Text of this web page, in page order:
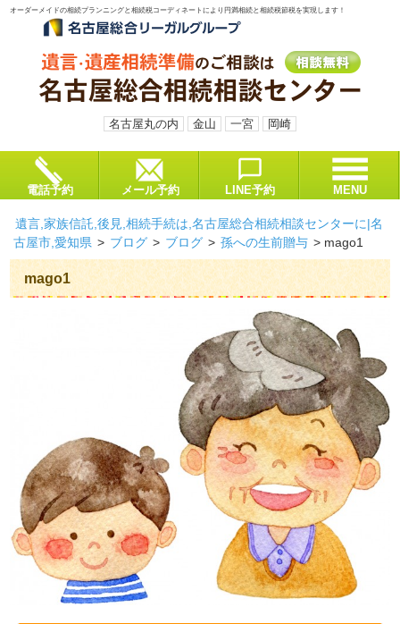
オーダーメイドの相続プランニングと相続税コーディネートにより円満相続と相続税節税を実現します！
名古屋丸の内 金山 一宮 岡崎
電話予約 メール予約 LINE予約 MENU
遺言,家族信託,後見,相続手続は,名古屋総合相続相談センターに|名
古屋市,愛知県 > ブログ > ブログ > 孫への生前贈与 > mago1
mago1